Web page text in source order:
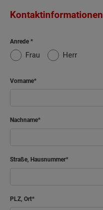
Kontaktinformationen
Anrede
Frau Herr
Vorname
Nachname
Straße, Hausnummer
PLZ, Ort